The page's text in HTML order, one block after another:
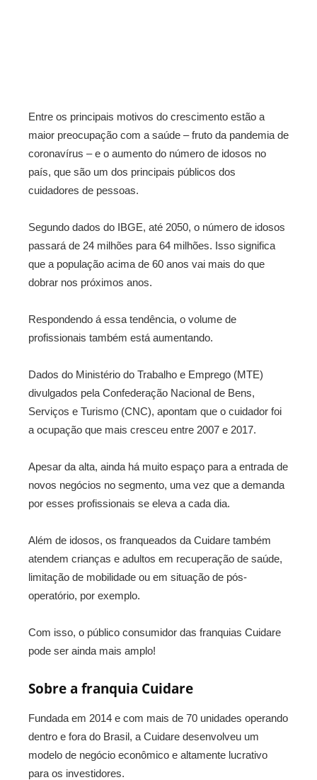
Entre os principais motivos do crescimento estão a
maior preocupação com a saúde – fruto da pandemia de
coronavírus – e o aumento do número de idosos no
país, que são um dos principais públicos dos
cuidadores de pessoas.
Segundo dados do IBGE, até 2050, o número de idosos
passará de 24 milhões para 64 milhões. Isso significa
que a população acima de 60 anos vai mais do que
dobrar nos próximos anos.
Respondendo á essa tendência, o volume de
profissionais também está aumentando.
Dados do Ministério do Trabalho e Emprego (MTE)
divulgados pela Confederação Nacional de Bens,
Serviços e Turismo (CNC), apontam que o cuidador foi
a ocupação que mais cresceu entre 2007 e 2017.
Apesar da alta, ainda há muito espaço para a entrada de
novos negócios no segmento, uma vez que a demanda
por esses profissionais se eleva a cada dia.
Além de idosos, os franqueados da Cuidare também
atendem crianças e adultos em recuperação de saúde,
limitação de mobilidade ou em situação de pós-
operatório, por exemplo.
Com isso, o público consumidor das franquias Cuidare
pode ser ainda mais amplo!
Sobre a franquia Cuidare
Fundada em 2014 e com mais de 70 unidades operando
dentro e fora do Brasil, a Cuidare desenvolveu um
modelo de negócio econômico e altamente lucrativo
para os investidores.